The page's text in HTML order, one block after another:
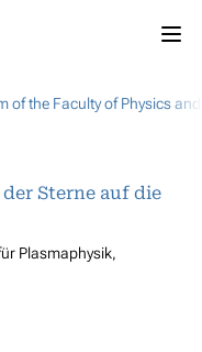
of the Faculty of Physics
Sterne auf die
Plasmaphysik,